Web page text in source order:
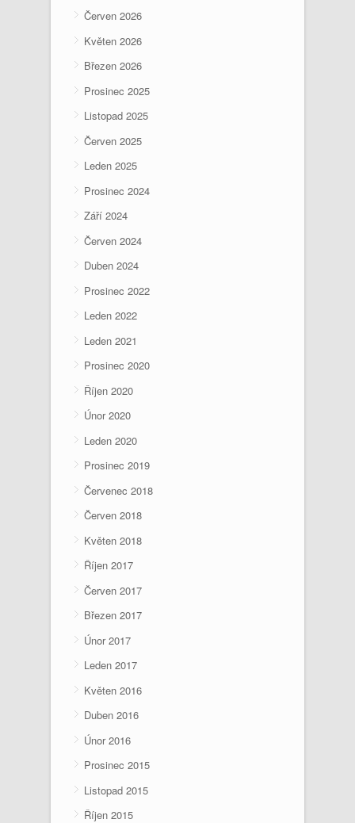
Červen 2026
Květen 2026
Březen 2026
Prosinec 2025
Listopad 2025
Červen 2025
Leden 2025
Prosinec 2024
Září 2024
Červen 2024
Duben 2024
Prosinec 2022
Leden 2022
Leden 2021
Prosinec 2020
Říjen 2020
Únor 2020
Leden 2020
Prosinec 2019
Červenec 2018
Červen 2018
Květen 2018
Říjen 2017
Červen 2017
Březen 2017
Únor 2017
Leden 2017
Květen 2016
Duben 2016
Únor 2016
Prosinec 2015
Listopad 2015
Říjen 2015